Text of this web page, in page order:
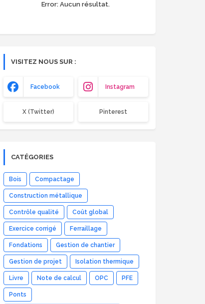
Error: Aucun résultat.
VISITEZ NOUS SUR :
Facebook Instagram
X (Twitter) Pinterest
CATÉGORIES
Bois Compactage
Construction métallique
Contrôle qualité Coût global
Exercice corrigé Ferraillage
Fondations Gestion de chantier
Gestion de projet Isolation thermique
Livre Note de calcul OPC PFE
Ponts